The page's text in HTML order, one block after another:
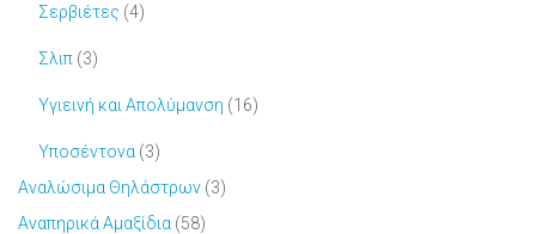
Σερβιέτες (4)
Σλιπ (3)
Υγιεινή και Απολύμανση (16)
Υποσέντονα (3)
Αναλώσιμα Θηλάστρων (3)
Αναπηρικά Αμαξίδια (58)